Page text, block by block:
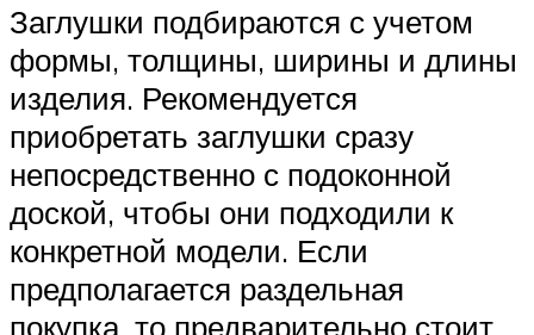
Заглушки подбираются с учетом
формы, толщины, ширины и длины
изделия. Рекомендуется
приобретать заглушки сразу
непосредственно с подоконной
доской, чтобы они подходили к
конкретной модели. Если
предполагается раздельная
покупка, то предварительно стоит